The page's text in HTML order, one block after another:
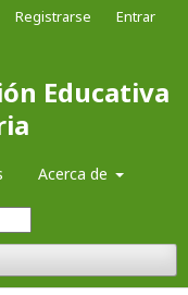
Educativa
Acerca de
Registrarse Entrar